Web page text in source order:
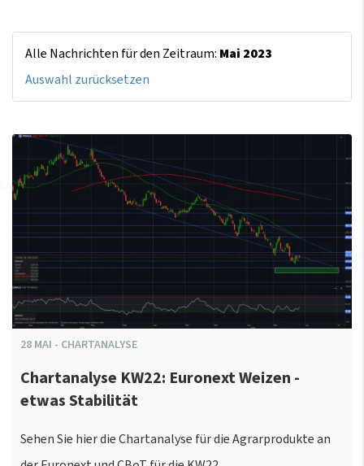
Alle Nachrichten für den Zeitraum: Mai 2023
Auswahl zurücksetzen
28 MAI - CHARTANALYSE
Chartanalyse KW22: Euronext Weizen -
etwas Stabilität
Sehen Sie hier die Chartanalyse für die Agrarprodukte an